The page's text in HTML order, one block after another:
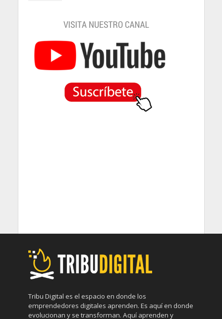
Tribu Digital es el espacio en donde los
emprendedores digitales aprenden. Es aquí en donde
evolucionan y se transforman. Aquí aprenden y